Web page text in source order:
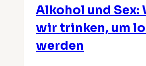
Alkohol und Sex:
wir trinken, um
werden